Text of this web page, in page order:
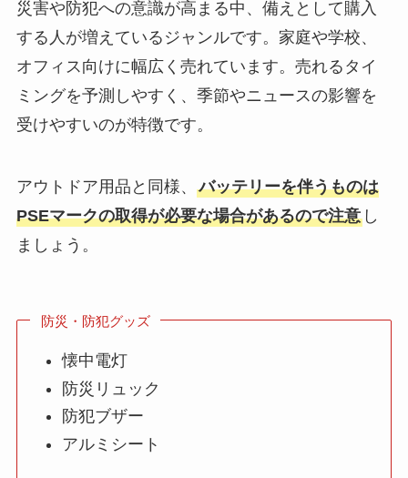
災害や防犯への意識が高まる中、備えとして購入
する人が増えているジャンルです。家庭や学校、
オフィス向けに幅広く売れています。売れるタイ
ミングを予測しやすく、季節やニュースの影響を
受けやすいのが特徴です。
アウトドア用品と同様、 バッテリーを伴うものは
PSEマークの取得が必要な場合があるので注意し
ましょう。
防災・防犯グッズ
懐中電灯
防災リュック
防犯ブザー
アルミシート